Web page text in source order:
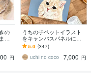
の
す
も
円
うちの子ペットイラスト
をキャンバスパネルにし
ます 犬・猫の似顔絵を飾
れるオーダーメイドアー
トに
5.0 (347)
uchi no coco
7,000 円